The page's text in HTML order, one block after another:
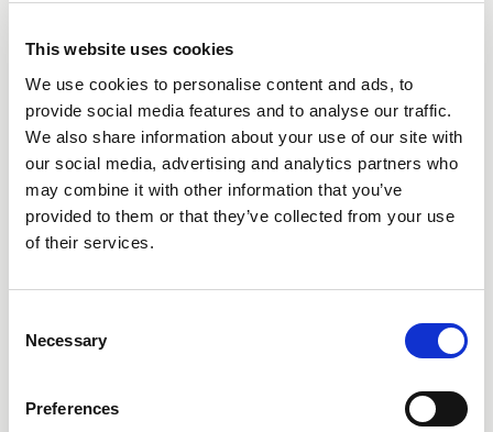
This website uses cookies
We use cookies to personalise content and ads, to
provide social media features and to analyse our traffic.
We also share information about your use of our site with
our social media, advertising and analytics partners who
may combine it with other information that you’ve
provided to them or that they’ve collected from your use
of their services.
Selection
Necessary
Preferences
fra mors side.
Hvilke prøver tas i tilfelle håravfall?
Når man undersøker håravfall, blir blodprøver
ofte tatt for å utelukke underliggende årsaker.
Vanlige prøver inkluderer blodstatus,
T4), vitamin D, vitamin B12 samt noen ganger
hormonprøver som østrogen, progesteron og
testosteron. Ved å analysere disse verdiene
ernæringsmangel, hormonell ubalanse eller
annen medisinsk faktor og dermed anbefale